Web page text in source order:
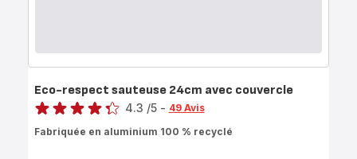
Eco-respect sauteuse 24cm avec couvercle
Note
4.3 /5 - 49 Avis
Fabriquée en aluminium 100 % recyclé